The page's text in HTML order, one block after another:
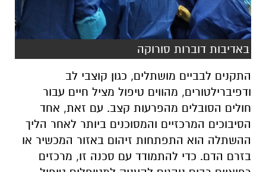
באדיבות דוברות סורוקה
התקנים לבביים מושתלים, כגון קוצבי לב
ודפיברילטורים, מהווים טיפול מציל חיים עבור
חולים הסובלים מהפרעות קצב. עם זאת, אחד
הסיבוכים המרכזיים והמסוכנים ביותר לאחר הליך
ההשתלה הוא התפתחות זיהום באזור המכשיר או
בזרם הדם. כדי להתמודד עם סכנה זו, מרכזים